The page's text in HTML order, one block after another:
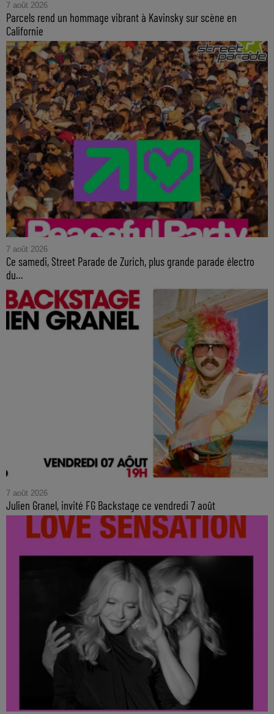
7 août 2026
Parcels rend un hommage vibrant à Kavinsky sur scène en
Californie
7 août 2026
Ce samedi, Street Parade de Zurich, plus grande parade électro
du...
7 août 2026
Julien Granel, invité FG Backstage ce vendredi 7 août